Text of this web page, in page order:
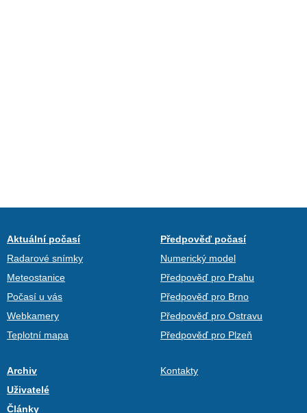
Aktuální počasí
Radarové snímky
Meteostanice
Počasí u vás
Webkamery
Teplotní mapa
Předpověď počasí
Numerický model
Předpověď pro Prahu
Předpověď pro Brno
Předpověď pro Ostravu
Předpověď pro Plzeň
Archiv
Uživatelé
Články
Kontakty